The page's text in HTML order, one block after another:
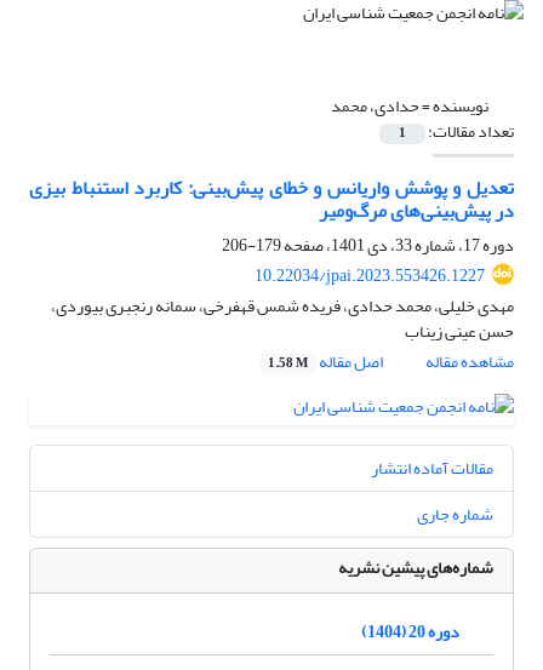
نویسنده =حدادی، محمد
تعداد مقالات: 1
تعدیل و پوشش واریانس و خطای پیش‌بینی: کاربرد استنباط بیزی
در پیش‌بینی‌های مرگ‌ومیر
دوره 17، شماره 33، دی 1401، صفحه
179-206
10.22034/jpai.2023.553426.1227
مهدی خلیلی، محمد حدادی، فریده شمس قهفرخی، سمانه رنجبری بیوردی،
حسن عینی زیناب
مشاهده مقاله
اصل مقاله 1.58 M
مقالات آماده انتشار
شماره جاری
شماره‌های پیشین نشریه
دوره 20 (1404)